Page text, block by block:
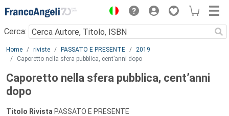
Menu
Cerca:
Main content
Home riviste PASSATO E PRESENTE
2019
Caporetto nella sfera pubblica, cent’anni dopo
Caporetto nella sfera pubblica, cent’anni
dopo
Titolo Rivista PASSATO E PRESENTE